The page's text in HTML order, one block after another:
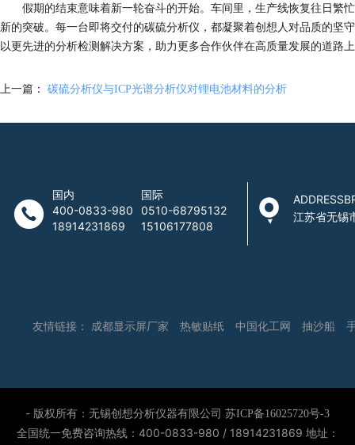
假期的结束意味着新一轮奋斗的开始。车间里，生产线恢复往日繁
新的突破。每一台即将交付的碳硫分析仪，都凝聚着创想人对品质的坚
以更先进的分析检测解决方案，助力更多合作伙伴在高质量发展的道路
上一篇： 碳硫分析仪与ICP光谱分析仪对锂电池材料的分析
国内
400-0833-980
18914231869
国际
0510-68795132
15106177808
江苏省无锡
友情链接： 成都显示屏厂家 热敏贴纸 中国化工网 抽沙船
- 版权所有：无锡创想分析仪器有限公司 苏ICP备16025720号-3
全国统一免费咨询热线：400-0833-980 / 18914231869 地址：